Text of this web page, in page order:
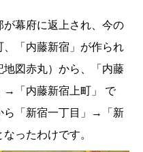
幕府に返上され、今の
「内藤新宿」が作られ
地図赤丸）から、「内藤
→「内藤新宿上町」 で
ら「新宿一丁目」→「新
ったわけです。